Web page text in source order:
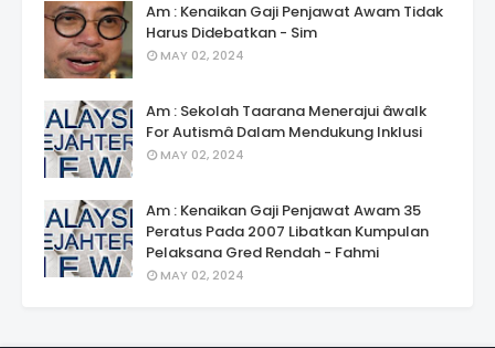
Am : Kenaikan Gaji Penjawat Awam Tidak
Harus Didebatkan - Sim
MAY 02, 2024
Am : Sekolah Taarana Menerajui âwalk
For Autismâ Dalam Mendukung Inklusi
MAY 02, 2024
Am : Kenaikan Gaji Penjawat Awam 35
Peratus Pada 2007 Libatkan Kumpulan
Pelaksana Gred Rendah - Fahmi
MAY 02, 2024